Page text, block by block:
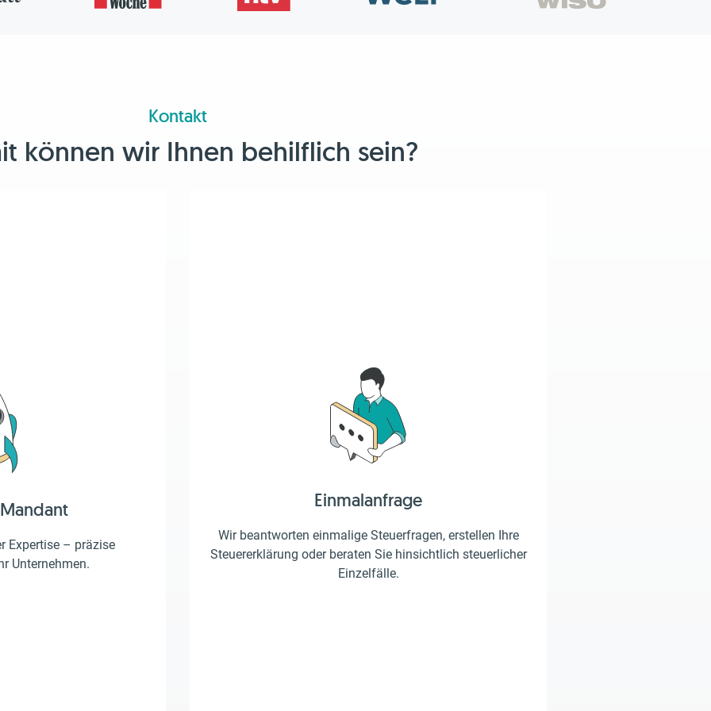
Kontakt
können wir Ihnen behilflich sein?
Expertise – präzise
Unternehmen.
Einmalanfrage
Wir beantworten einmalige Steuerfragen, erstellen Ihre
Steuererklärung oder beraten Sie hinsichtlich steuerlicher
Einzelfälle.